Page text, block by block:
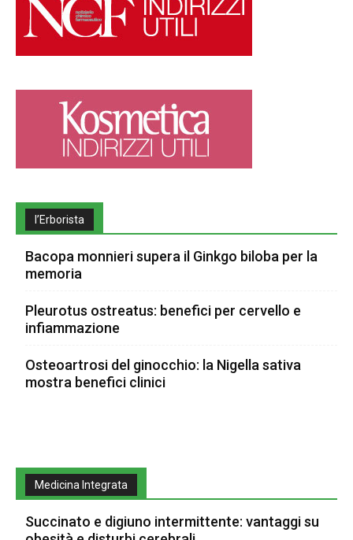
l’Erborista
Bacopa monnieri supera il Ginkgo biloba per la
memoria
Pleurotus ostreatus: benefici per cervello e
infiammazione
Osteoartrosi del ginocchio: la Nigella sativa
mostra benefici clinici
Medicina Integrata
Succinato e digiuno intermittente: vantaggi su